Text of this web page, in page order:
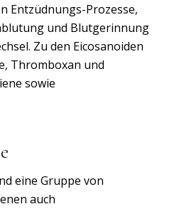
Entzüdnungs-Prozesse,
und Blutgerinnung
Zu den Eicosanoiden
Thromboxan und
sowie
eine Gruppe von
auch